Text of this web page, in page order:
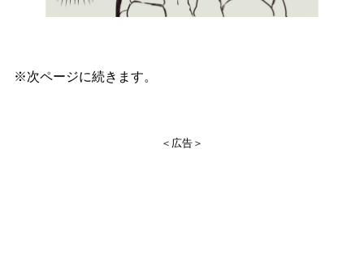
※次ページに続きます。
＜広告＞